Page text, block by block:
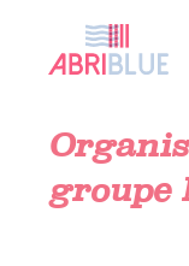
Qui sommes-
Nos engagements
Sécurité et
Qualité
groupe